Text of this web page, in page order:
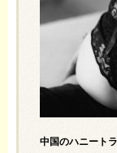
中国のハニート